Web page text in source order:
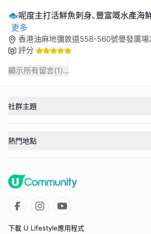
🐟呢度主打活鮮魚刺身､豐富嘅水產海
更多
香港油麻地彌敦道558-560號譽發廣
評分
顯示所有留言(1)...
社群主題
熱門地點
下載 U Lifestyle應用程式